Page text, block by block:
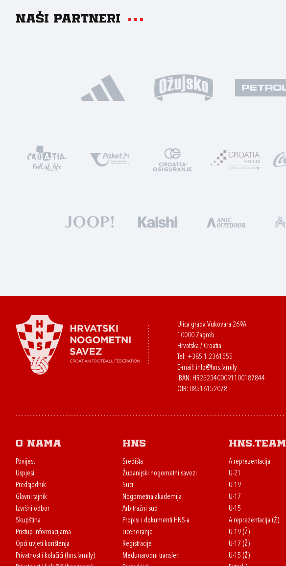
Naši partneri
Ulica grada Vukovara 269A
10000 Zagreb
Hrvatska / Croatia
Tel: +385 1 2361555
E-mail: info@hns.family
IBAN: HR2523400091100187844
OIB: 08516152078
O nama
Povijest
Uspjesi
Predsjednik
Glavni tajnik
Izvršni odbor
Skupština
Pristup informacijama
Opći uvjeti korištenja
Privatnost i kolačići (hns.family)
HNS
Središta
Županijski nogometni savezi
Suci
Nogometna akademija
Arbitražni sud
Propisi i dokumenti HNS-a
Licenciranje
Registracije
Međunarodni transferi
HNS.team
A reprezentacija
U-21
U-19
U-17
U-15
A reprezentacija (Ž)
U-19 (Ž)
U-17 (Ž)
U-15 (Ž)